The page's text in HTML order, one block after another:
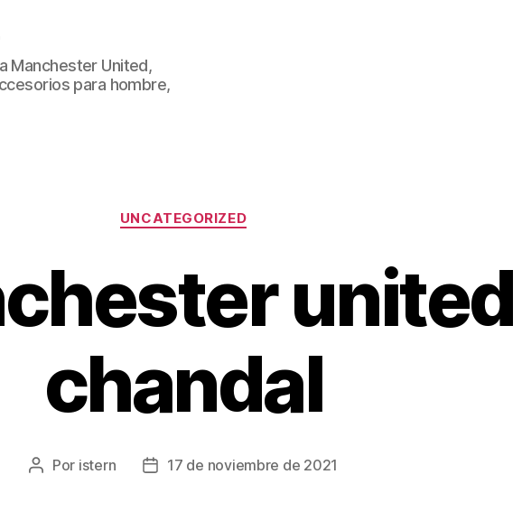
Manchester United,
para hombre,
Categorías
UNCATEGORIZED
united
chandal
Autor
Por istern
Fecha17 de noviembre de 2021